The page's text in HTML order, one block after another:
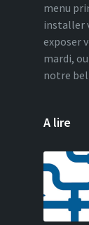
menu
installer
exposer
mardi,
notre
A lire